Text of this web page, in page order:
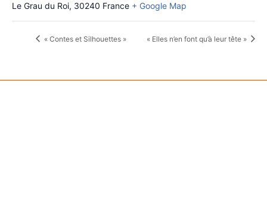
Le Grau du Roi, 30240 France + Google Map
« Contes et Silhouettes » « Elles n’en font qu’à leur tête »